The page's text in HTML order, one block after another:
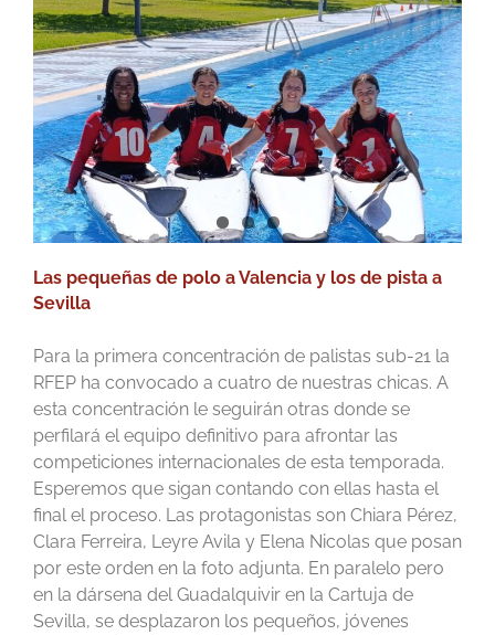
Las pequeñas de polo a Valencia y los de pista a
Sevilla
Para la primera concentración de palistas sub-21 la
RFEP ha convocado a cuatro de nuestras chicas. A
esta concentración le seguirán otras donde se
perfilará el equipo definitivo para afrontar las
competiciones internacionales de esta temporada.
Esperemos que sigan contando con ellas hasta el
final el proceso. Las protagonistas son Chiara Pérez,
Clara Ferreira, Leyre Avila y Elena Nicolas que posan
por este orden en la foto adjunta. En paralelo pero
en la dársena del Guadalquivir en la Cartuja de
Sevilla, se desplazaron los pequeños, jóvenes